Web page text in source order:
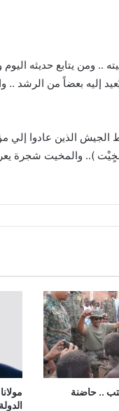
.. ومن يتابع حديثه
إليه بعضاً من الرشد ..
الجيش الذين عادوا إلي
).. والمخيت شجرة
.. حاضنة